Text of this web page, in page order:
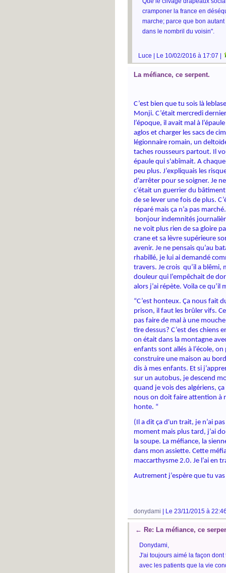
cramponer la france en
marche; parce que bon
dans le nombril du voisin".
Luce | Le 10/02/2016 à 17:07 |
La méfiance, ce serpent.
C’est bien que tu sois là
Monji. C’était mercredi
l’époque, il avait mal à
aglos et charger les sacs de
légionnaire romain, un
taches rousseurs partout. Il
épaule qui s'abîmait. A
peu plus. J’expliquais les
d'arrêter pour se soigner. Je
c’était un guerrier du
de se lever une fois de plus.
réparé mais ça n’a pas
bonjour indemnités
ne voit plus rien de sa gloire
crane et sa lèvre supérieure
avenir. Je ne pensais qu’au
rhabillé, je lui ai demandé
travers. Je crois  qu’il a
douleur qui l’empêchait de
alors j’ai répète. Voila ce qu’il
“C’est honteux. Ça nous fait
prison, il faut les brûler vifs.
pas faire de mal à une
tire dessus? C’est des chiens
on était dans la montagne
enfants sont allés à l’école,
construire une maison au bord
dis à mes enfants. Et si
sur un autobus, je descend
quand je vois des algériens,
nous on doit faire attention à
honte. “
(Il a dit ça d'un trait, je n’ai
moment mais plus tard, j’ai
la soupe. La méfiance, la
dans mon assiette. Cette
maccarthysme 2.0. Je l’ai en
Autrement j’espère que tu
donydami | Le 23/11/2015 à
← Re: La méfiance, ce
Donydami,
J'ai toujours aimé la façon
avec les patients que la vie